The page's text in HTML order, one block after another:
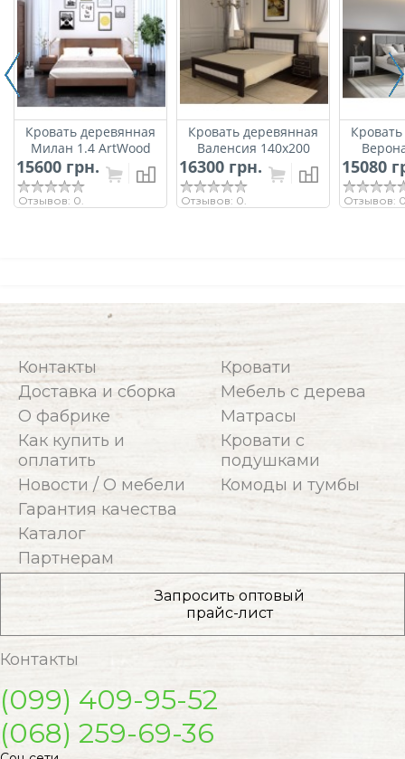
Кровать деревянная
Милан 1.4 ArtWood
(Орех)
15600 грн.
Отзывов: 0.
Кровать деревянная
Валенсия 140х200
ArtWood (Венге)
16300 грн.
Отзывов: 0.
мягким
15080
Отзывов:
Контакты
Доставка и сборка
О фабрике
Как купить и
оплатить
Новости / О мебели
Гарантия качества
Каталог
Партнерам
Кровати
Мебель с дерева
Матрасы
Кровати с
подушками
Комоды и тумбы
Запросить оптовый
прайс-лист
Контакты
(099) 409-95-52
(068) 259-69-36